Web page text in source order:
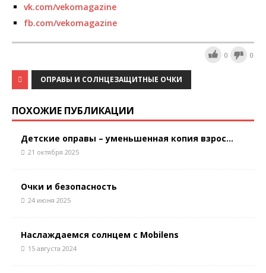
vk.com/vekomagazine
fb.com/vekomagazine
0 0
ОПРАВЫ И СОЛНЦЕЗАЩИТНЫЕ ОЧКИ
ПОХОЖИЕ ПУБЛИКАЦИИ
Детские оправы – уменьшенная копия взрос...
21 октября 2025
Очки и безопасность
24 июня 2025
Наслаждаемся солнцем с Mobilens
15 августа 2024